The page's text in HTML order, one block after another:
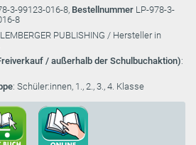
3-99123-016-8, Bestellnummer LP-978-3-
8
PUBLISHING / Hersteller in
/ außerhalb der Schulbuchaktion):
: Schüler:innen, 1., 2., 3., 4. Klasse